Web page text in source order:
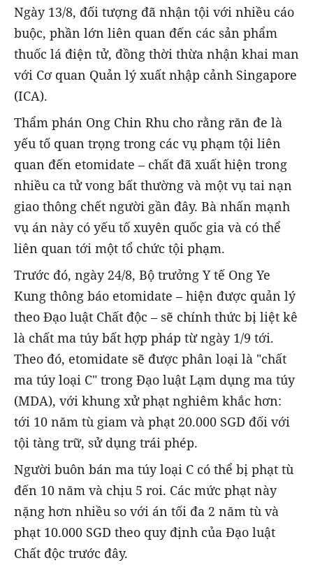
Ngày 13/8, đối tượng đã nhận tội với nhiều cáo
buộc, phần lớn liên quan đến các sản phẩm
thuốc lá điện tử, đồng thời thừa nhận khai man
với Cơ quan Quản lý xuất nhập cảnh Singapore
(ICA).
Thẩm phán Ong Chin Rhu cho rằng răn đe là
yếu tố quan trọng trong các vụ phạm tội liên
quan đến etomidate – chất đã xuất hiện trong
nhiều ca tử vong bất thường và một vụ tai nạn
giao thông chết người gần đây. Bà nhấn mạnh
vụ án này có yếu tố xuyên quốc gia và có thể
liên quan tới một tổ chức tội phạm.
Trước đó, ngày 24/8, Bộ trưởng Y tế Ong Ye
Kung thông báo etomidate – hiện được quản lý
theo Đạo luật Chất độc – sẽ chính thức bị liệt kê
là chất ma túy bất hợp pháp từ ngày 1/9 tới.
Theo đó, etomidate sẽ được phân loại là "chất
ma túy loại C" trong Đạo luật Lạm dụng ma túy
(MDA), với khung xử phạt nghiêm khắc hơn:
tới 10 năm tù giam và phạt 20.000 SGD đối với
tội tàng trữ, sử dụng trái phép.
Người buôn bán ma túy loại C có thể bị phạt tù
đến 10 năm và chịu 5 roi. Các mức phạt này
nặng hơn nhiều so với án tối đa 2 năm tù và
phạt 10.000 SGD theo quy định của Đạo luật
Chất độc trước đây.